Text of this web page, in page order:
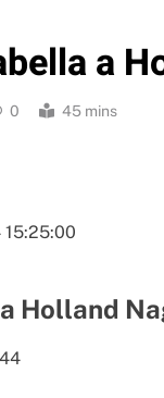
a
0 45 mins
Holland